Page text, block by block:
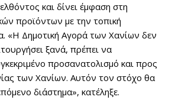
και δίνει έμφαση στη
προϊόντων με την τοπική
«Η Δημοτική Αγορά των Χανίων δεν
ξανά, πρέπει να
προσανατολισμό και προς
των Χανίων. Αυτόν τον στόχο θα
διάστημα», κατέληξε.